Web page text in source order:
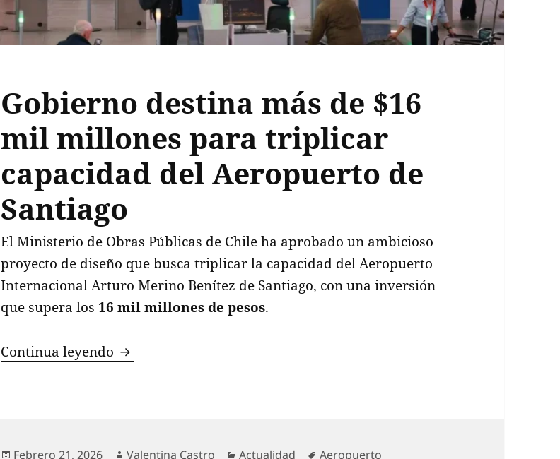
Gobierno destina más de $16
mil millones para triplicar
capacidad del Aeropuerto de
Santiago
El Ministerio de Obras Públicas de Chile ha aprobado un ambicioso
proyecto de diseño que busca triplicar la capacidad del Aeropuerto
Internacional Arturo Merino Benítez de Santiago, con una inversión
que supera los 16 mil millones de pesos.
Continua leyendo Gobierno destina más de $16 mil millones para triplicar capacidad
Publicado
Febrero 21, 2026 Autor
Valentina Castro Categorías
Actualidad Etiquetas
Aeropuerto